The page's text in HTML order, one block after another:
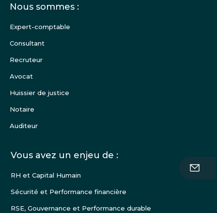
Menu
de
Nous sommes :
Expert-comptable
Consultant
Recruteur
Avocat
Huissier de justice
Notaire
Auditeur
Vous avez un enjeu de :
RH et Capital Humain
Sécurité et Performance financière
RSE, Gouvernance et Performance durable